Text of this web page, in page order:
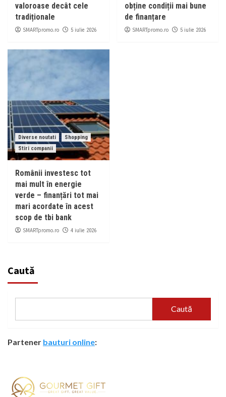
valoroase decât cele
tradiționale
SMARTpromo.ro 5 iulie 2026
obține condiții mai bune
de finanțare
SMARTpromo.ro 5 iulie 2026
Diverse noutati
Shopping
Stiri companii
Românii investesc tot
mai mult în energie
verde – finanțări tot mai
mari acordate în acest
scop de tbi bank
SMARTpromo.ro 4 iulie 2026
Caută
Caută
Partener bauturi online: